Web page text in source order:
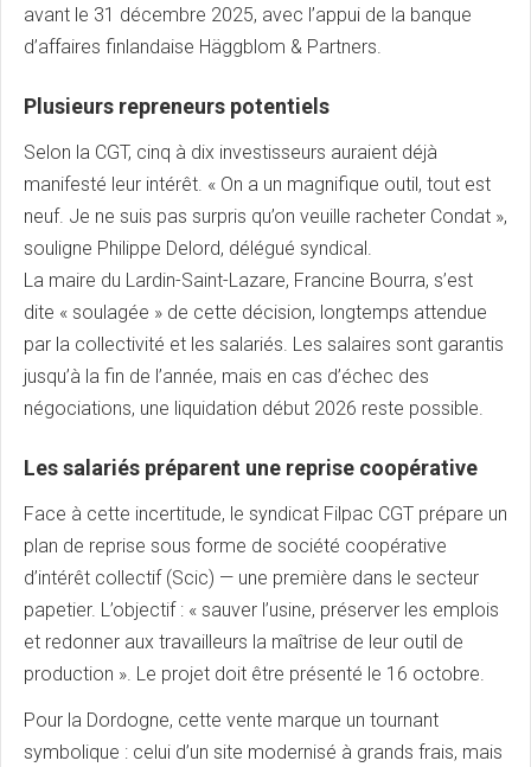
avant le 31 décembre 2025, avec l’appui de la banque
d’affaires finlandaise Häggblom & Partners.
Plusieurs repreneurs potentiels
Selon la CGT, cinq à dix investisseurs auraient déjà
manifesté leur intérêt. « On a un magnifique outil, tout est
neuf. Je ne suis pas surpris qu’on veuille racheter Condat »,
souligne Philippe Delord, délégué syndical.
La maire du Lardin-Saint-Lazare, Francine Bourra, s’est
dite « soulagée » de cette décision, longtemps attendue
par la collectivité et les salariés. Les salaires sont garantis
jusqu’à la fin de l’année, mais en cas d’échec des
négociations, une liquidation début 2026 reste possible.
Les salariés préparent une reprise coopérative
Face à cette incertitude, le syndicat Filpac CGT prépare un
plan de reprise sous forme de société coopérative
d’intérêt collectif (Scic) — une première dans le secteur
papetier. L’objectif : « sauver l’usine, préserver les emplois
et redonner aux travailleurs la maîtrise de leur outil de
production ». Le projet doit être présenté le 16 octobre.
Pour la Dordogne, cette vente marque un tournant
symbolique : celui d’un site modernisé à grands frais, mais